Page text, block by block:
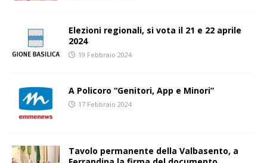
Elezioni regionali, si vota il 21 e 22 aprile
2024
19 Febbraio 2024
A Policoro “Genitori, App e Minori”
17 Febbraio 2024
Tavolo permanente della Valbasento, a